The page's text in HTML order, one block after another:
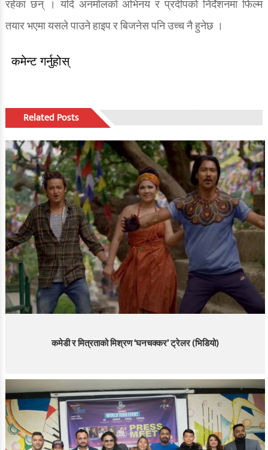
रहेका छन् । यदि अनमोलको अभिनय र प्रदीपको निर्देशनमा फिल्म
तयार भएमा यसले पाउने हाइप र बिजनेस पनि उच्च नै हुनेछ ।
कमेन्ट गर्नुहोस्
Related Posts
कमेडी र मित्रताको मिश्रण ‘घनचक्कर’ ट्रेलर (भिडियो)